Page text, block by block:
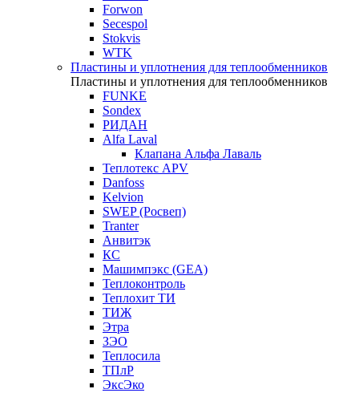
Forwon
Secespol
Stokvis
WTK
Пластины и уплотнения для теплообменников
Пластины и уплотнения для теплообменников
FUNKE
Sondex
РИДАН
Alfa Laval
Клапана Альфа Лаваль
Теплотекс APV
Danfoss
Kelvion
SWEP (Росвеп)
Tranter
Анвитэк
КС
Машимпэкс (GEA)
Теплоконтроль
Теплохит ТИ
ТИЖ
Этра
ЗЭО
Теплосила
ТПлР
ЭксЭко